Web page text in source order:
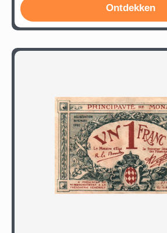
Ontdekken